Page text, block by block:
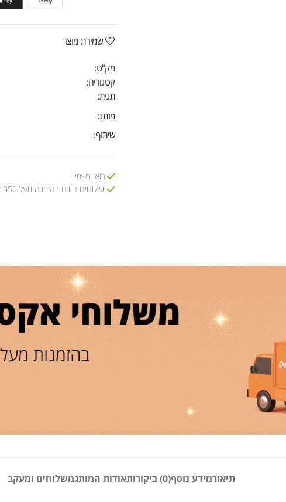
שמירת מוצר
מק"ט:
קטגוריה:
תגית:
מותג:
שיתוף:
יבואן רשמי
משלוחים חינם בהזמנה מעל 350 ₪
תיאורמידע נוסף(0) ביקורות אודות המותגמשלוחים ומעקב